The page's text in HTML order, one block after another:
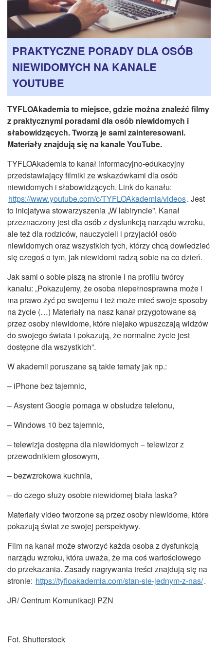
INSTYTUT TYFLOLOGICZNY
KONTAKT
1,5%
PRAKTYCZNE PORADY DLA OSÓB
NIEWIDOMYCH NA KANALE
YOUTUBE
TYFLOAkademia to miejsce, gdzie można znaleźć filmy
z praktycznymi poradami dla osób niewidomych i
słabowidzących. Tworzą je sami zainteresowani.
Materiały znajdują się na kanale YouTube.
TYFLOAkademia to kanał informacyjno-edukacyjny
przedstawiający filmiki ze wskazówkami dla osób
niewidomych i słabowidzących. Link do kanału:
https://www.youtube.com/c/TYFLOAkademia/videos. Jest
to inicjatywa stowarzyszenia „W labiryncie”. Kanał
przeznaczony jest dla osób z dysfunkcją narządu wzroku,
ale też dla rodziców, nauczycieli i przyjaciół osób
niewidomych oraz wszystkich tych, którzy chcą dowiedzieć
się czegoś o tym, jak niewidomi radzą sobie na co dzień.
Jak sami o sobie piszą na stronie i na profilu twórcy
kanału: „Pokazujemy, że osoba niepełnosprawna może i
ma prawo żyć po swojemu i też może mieć swoje sposoby
na życie (…) Materiały na nasz kanał przygotowane są
przez osoby niewidome, które niejako wpuszczają widzów
do swojego świata i pokazują, że normalne życie jest
dostępne dla wszystkich”.
W akademii poruszane są takie tematy jak np.:
– iPhone bez tajemnic,
– Asystent Google pomaga w obsłudze telefonu,
– Windows 10 bez tajemnic,
– telewizja dostępna dla niewidomych − telewizor z
przewodnikiem głosowym,
– bezwzrokowa kuchnia,
– do czego służy osobie niewidomej biała laska?
Materiały video tworzone są przez osoby niewidome, które
pokazują świat ze swojej perspektywy.
Film na kanał może stworzyć każda osoba z dysfunkcją
narządu wzroku, która uważa, że ma coś wartościowego
do przekazania. Zasady nagrywania treści znajdują się na
stronie: https://tyfloakademia.com/stan-sie-jednym-z-nas/.
JR/ Centrum Komunikacji PZN
Fot. Shutterstock